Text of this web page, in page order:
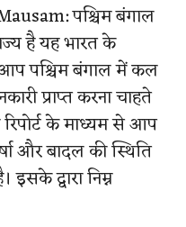
पश्चिम बंगाल
है यह भारत के
पश्चिम बंगाल में कल
प्राप्त करना चाहते
के माध्यम से आप
और बादल की स्थिति
द्वारा निम्न